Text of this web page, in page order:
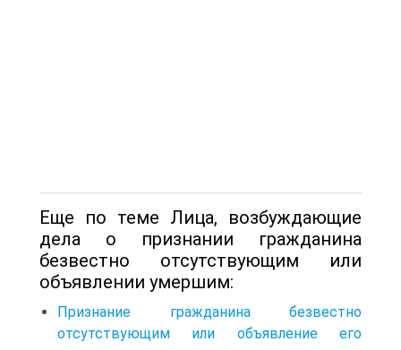
Еще по теме Лица, возбуждающие
дела о признании гражданина
безвестно отсутствующим или
объявлении умершим:
Признание гражданина безвестно
отсутствующим или объявление его